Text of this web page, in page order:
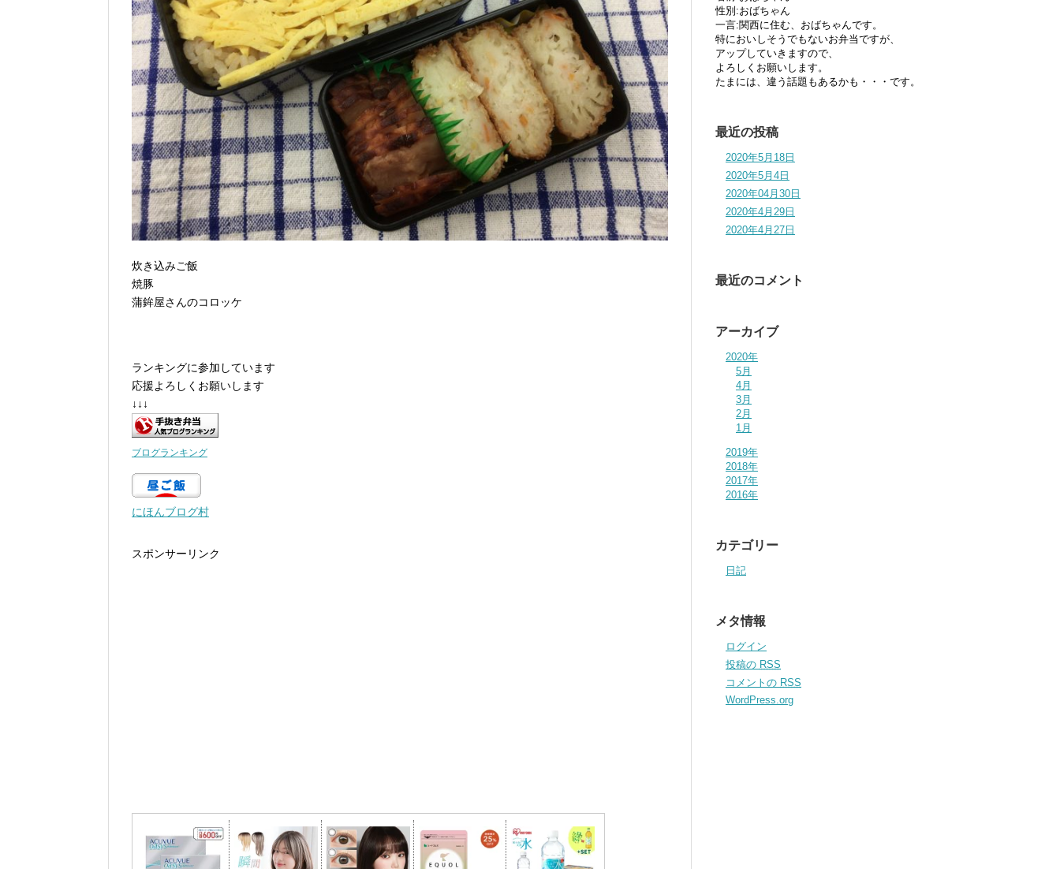
炊き込みご飯
焼豚
蒲鉾屋さんのコロッケ
ランキングに参加しています
応援よろしくお願いします
↓↓↓
ブログランキング
にほんブログ村
スポンサーリンク
性別:おばちゃん
一言:関西に住む、おばちゃんです。
特においしそうでもないお弁当ですが、
アップしていきますので、
よろしくお願いします。
たまには、違う話題もあるかも・・・です。
最近の投稿
2020年5月18日
2020年5月4日
2020年04月30日
2020年4月29日
2020年4月27日
最近のコメント
アーカイブ
2020年
5月
4月
3月
2月
1月
2019年
2018年
2017年
2016年
カテゴリー
日記
メタ情報
ログイン
投稿の RSS
コメントの RSS
WordPress.org